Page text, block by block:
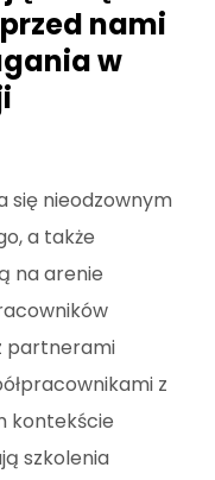
nami
w
się nieodzownym
a także
na arenie
partnerami
z
kontekście
szkolenia